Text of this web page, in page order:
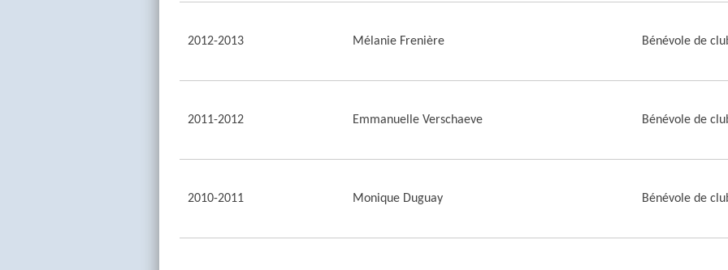
2012-2013 Mélanie Frenière Bénévole de
2011-2012 Emmanuelle Verschaeve Bénévole de
2010-2011 Monique Duguay Bénévole de